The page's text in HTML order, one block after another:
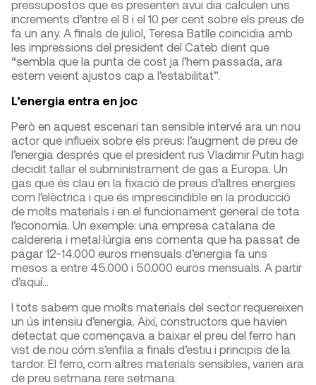
pressupostos que es presenten avui dia calculen uns
increments d’entre el 8 i el 10 per cent sobre els preus de
fa un any. A finals de juliol, Teresa Batlle coincidia amb
les impressions del president del Cateb dient que
“sembla que la punta de cost ja l’hem passada, ara
estem veient ajustos cap a l’estabilitat”.
L’energia entra en joc
Però en aquest escenari tan sensible intervé ara un nou
actor que influeix sobre els preus: l’augment de preu de
l’energia després que el president rus Vladimir Putin hagi
decidit tallar el subministrament de gas a Europa. Un
gas que és clau en la fixació de preus d’altres energies
com l’elèctrica i que és imprescindible en la producció
de molts materials i en el funcionament general de tota
l’economia. Un exemple: una empresa catalana de
caldereria i metal·lúrgia ens comenta que ha passat de
pagar 12-14.000 euros mensuals d’energia fa uns
mesos a entre 45.000 i 50.000 euros mensuals. A partir
d’aquí…
I tots sabem que molts materials del sector requereixen
un ús intensiu d’energia. Així, constructors que havien
detectat que començava a baixar el preu del ferro han
vist de nou cóm s’enfila a finals d’estiu i principis de la
tardor. El ferro, com altres materials sensibles, varien ara
de preu setmana rere setmana.